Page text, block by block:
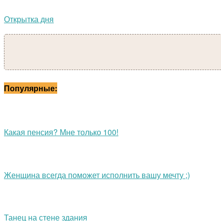
Открытка дня
Популярные:
Какая пенсия? Мне только 100!
Женщина всегда поможет исполнить вашу мечту ;)
Танец на стене здания